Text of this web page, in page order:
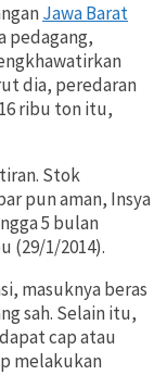
Jawa Barat
pedagang,
dia, peredaran
ribu ton itu,
Stok
pun aman, Insya
5 bulan
(29/1/2014).
masuknya beras
sah. Selain itu,
cap atau
melakukan